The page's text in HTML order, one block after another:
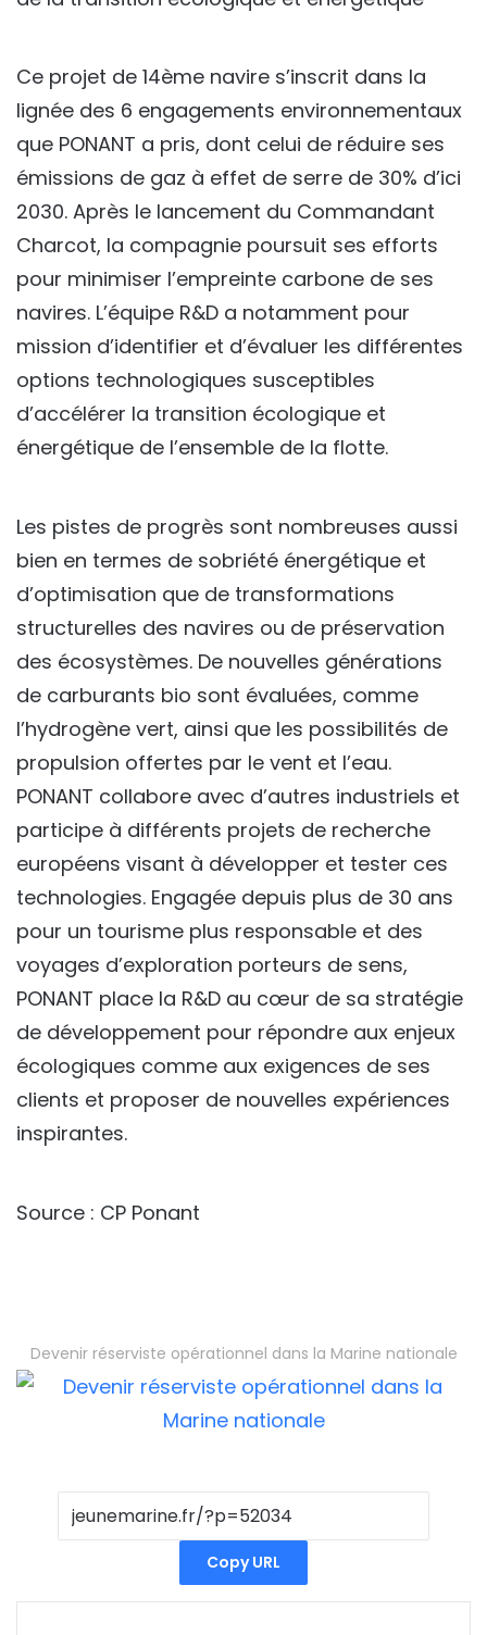
Ce projet de 14ème navire s’inscrit dans la
lignée des 6 engagements environnementaux
que PONANT a pris, dont celui de réduire ses
émissions de gaz à effet de serre de 30% d’ici
2030. Après le lancement du Commandant
Charcot, la compagnie poursuit ses efforts
pour minimiser l’empreinte carbone de ses
navires. L’équipe R&D a notamment pour
mission d’identifier et d’évaluer les différentes
options technologiques susceptibles
d’accélérer la transition écologique et
énergétique de l’ensemble de la flotte.
Les pistes de progrès sont nombreuses aussi
bien en termes de sobriété énergétique et
d’optimisation que de transformations
structurelles des navires ou de préservation
des écosystèmes. De nouvelles générations
de carburants bio sont évaluées, comme
l’hydrogène vert, ainsi que les possibilités de
propulsion offertes par le vent et l’eau.
PONANT collabore avec d’autres industriels et
participe à différents projets de recherche
européens visant à développer et tester ces
technologies. Engagée depuis plus de 30 ans
pour un tourisme plus responsable et des
voyages d’exploration porteurs de sens,
PONANT place la R&D au cœur de sa stratégie
de développement pour répondre aux enjeux
écologiques comme aux exigences de ses
clients et proposer de nouvelles expériences
inspirantes.
Source : CP Ponant
Devenir réserviste opérationnel dans la Marine nationale
Copy URL